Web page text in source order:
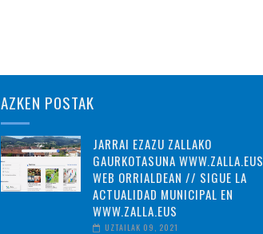
AZKEN POSTAK
JARRAI EZAZU ZALLAKO
GAURKOTASUNA WWW.ZALLA.EUS
WEB ORRIALDEAN // SIGUE LA
ACTUALIDAD MUNICIPAL EN
WWW.ZALLA.EUS
UZTAILAK 09, 2021